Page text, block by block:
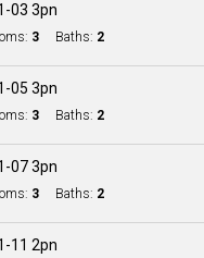
03 3pn
3 Baths: 2
05 3pn
3 Baths: 2
07 3pn
3 Baths: 2
11 2pn